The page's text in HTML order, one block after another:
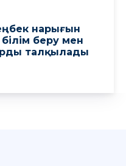
нарығын
беру мен
талқылады